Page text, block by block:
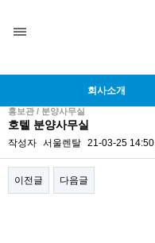
회사소개
홍보관 / 분양사무실
호텔 분양사무실
작성자 서울렌탈 21-03-25 14:50
이전글 다음글